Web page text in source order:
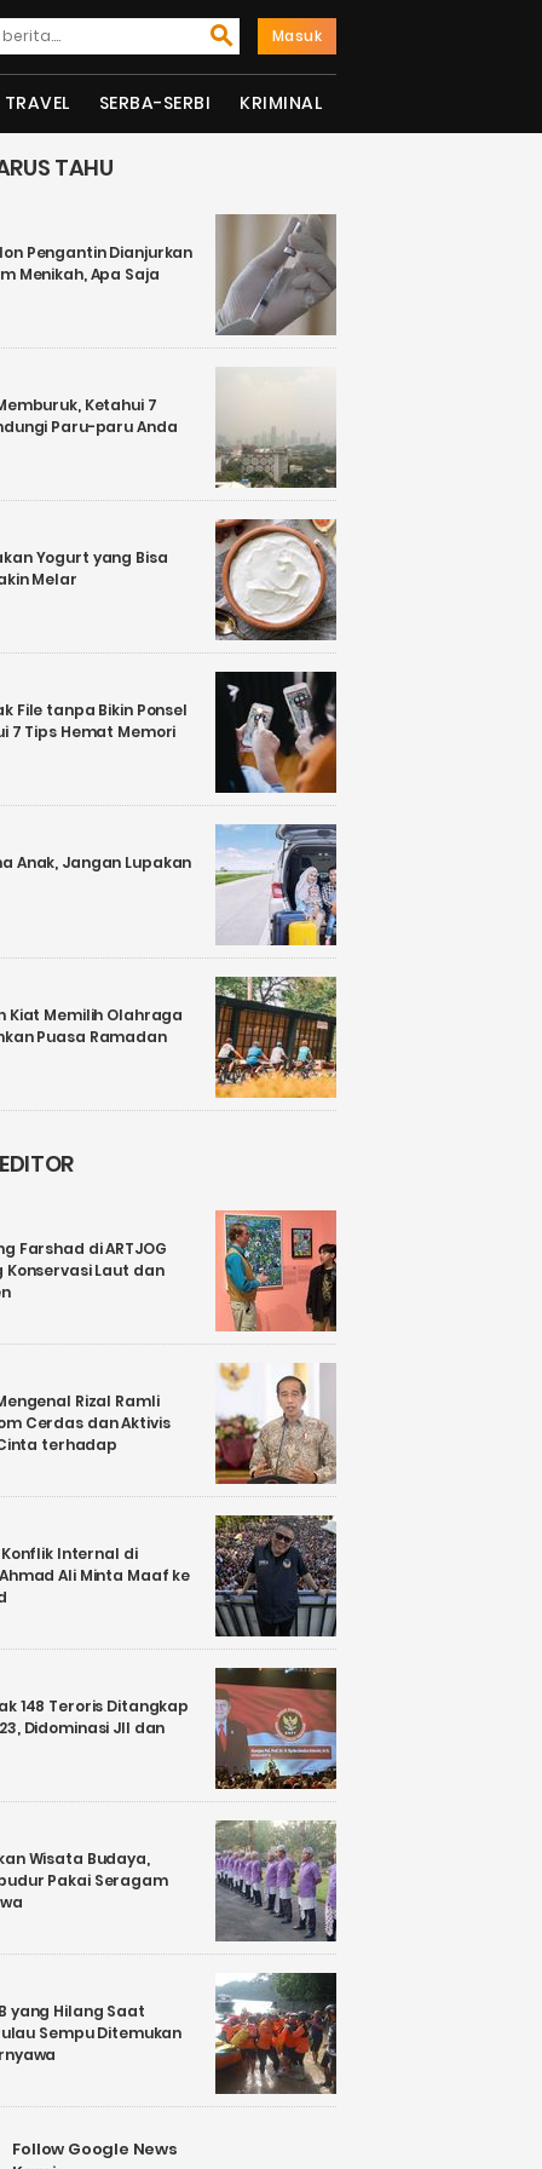
Masuk
TRAVEL SERBA-SERBI KRIMINAL
TAHU
Pengantin Dianjurkan
Menikah, Apa Saja
Ketahui 7
Paru-paru Anda
Yogurt yang Bisa
Melar
File tanpa Bikin Ponsel
7 Tips Hemat Memori
Anak, Jangan Lupakan
Kiat Memilih Olahraga
Puasa Ramadan
Farshad di ARTJOG
Konservasi Laut dan
Rizal Ramli
Cerdas dan Aktivis
terhadap
Internal di
Ali Minta Maaf ke
148 Teroris Ditangkap
Didominasi JII dan
Wisata Budaya,
Pakai Seragam
yang Hilang Saat
Sempu Ditemukan
Follow Google News